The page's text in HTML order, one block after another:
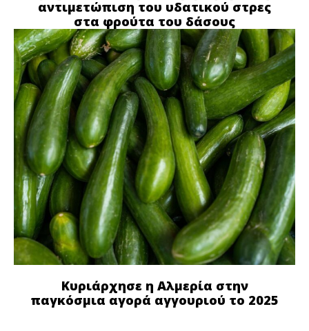
αντιμετώπιση του υδατικού στρες
στα φρούτα του δάσους
Κυριάρχησε η Αλμερία στην
παγκόσμια αγορά αγγουριού το 2025